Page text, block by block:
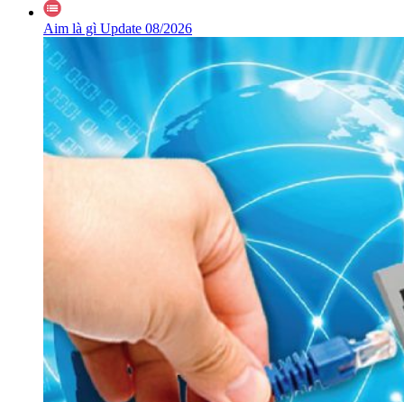
Aim là gì Update 08/2026